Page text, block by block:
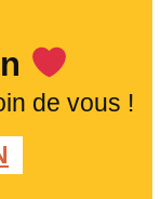
de vous !